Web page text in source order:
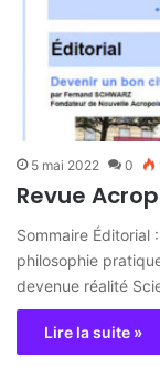
5 mai 2022 0
Revue
Sommaire Éditorial
philosophie
devenue réalité
Lire la suite »